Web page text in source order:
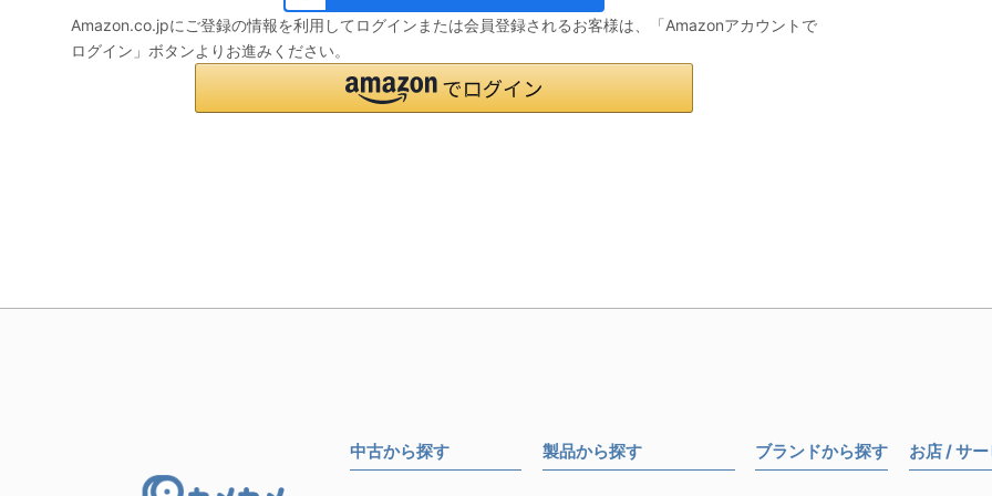
Amazon.co.jpにご登録の情報を利用してログインまたは会員登録されるお客様は、「Amazonアカウントで
ログイン」ボタンよりお進みください。
中古から探す 製品から探す ブランドから探す お店 / サ